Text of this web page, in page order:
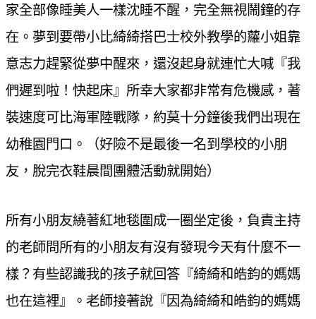
家全部像睡美人一樣沈睡不醒，完全無視鬧鐘的存
在。夢到要帶小比綺綺搭巴士校外教學的蘿小姐靠
意志力趕緊從夢中醒來，還沒起身就連忙大喊『我
們遲到啦！快起床』所幸大家都非常有危機感，著
裝速度可比海軍陸戰隊，約莫十分鐘後我們出現在
幼稚園門口。（好險不是最後一名到學校的小朋
友，脫完衣鞋晨間團體活動就開始）
所有小朋友繞著紅地毯圍成一圈坐定後，負責主持
的老師問所有的小朋友有沒有發現今天有什麼不一
樣？有些認識我的孩子就回答『綺綺和皓鈞的媽媽
也在這裡』。老師接著說『因為綺綺和皓鈞的媽媽